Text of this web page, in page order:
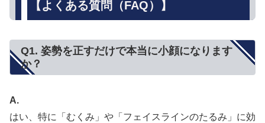
【よくある質問（FAQ）】
Q1. 姿勢を正すだけで本当に小顔になります
か？
A.
はい、特に「むくみ」や「フェイスラインのたるみ」に効